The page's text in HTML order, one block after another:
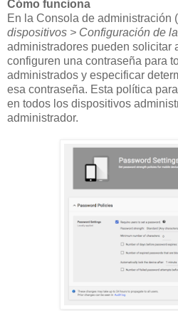
Cómo funciona
En la Consola de administración
dispositivos > Configuración de
administradores pueden solicitar
configuren una contraseña para
administrados y especificar
esa contraseña. Esta política
en todos los dispositivos
administrador.